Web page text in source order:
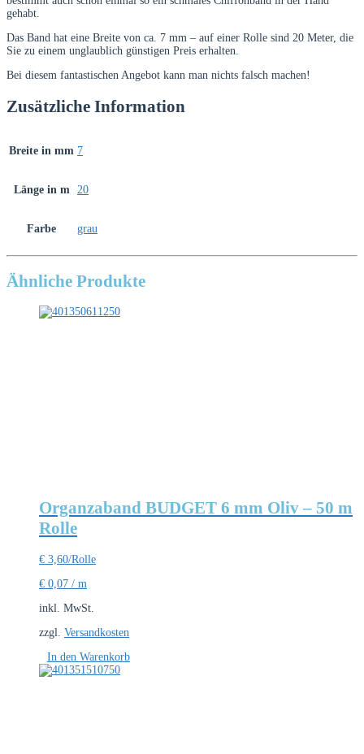
gehabt.
Das Band hat eine Breite von ca. 7 mm – auf einer Rolle sind 20 Meter, die
Sie zu einem unglaublich günstigen Preis erhalten.
Bei diesem fantastischen Angebot kann man nichts falsch machen!
Zusätzliche Information
Breite in mm 7
Länge in m 20
Farbe grau
Ähnliche Produkte
Organzaband BUDGET 6 mm Oliv – 50 m
Rolle
€ 3,60/Rolle
€ 0,07 / m
inkl. MwSt.
zzgl. Versandkosten
In den Warenkorb